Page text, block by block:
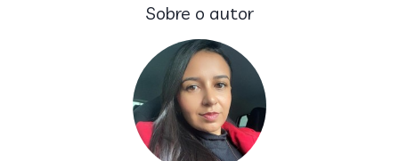
Sobre o autor